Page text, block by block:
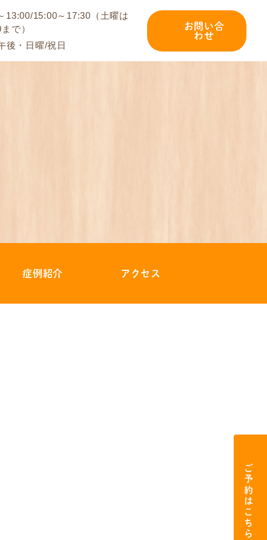
13:00/15:00～17:30（土曜は
で）
後・日曜/祝日
お問い合
わせ
症例紹介 アクセス
ご予約はこちら